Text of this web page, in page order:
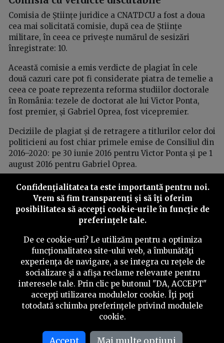
Comisia de Științe juridice a CNATDCU a fost a doua
cea mai solicitată comisie, după cea de Științe
militare, în ceea ce privește numărul de sesizări
înregistrate: 10.
Această comisie a emis verdicte de plagiat în cele
două cazuri care pot fi considerate piatra de temelie a
ceea ce poate reprezenta reforma studiilor doctorale
în România: tezele de doctorat ale lui Victor Ponta,
fost premier, și Gabriel Oprea, fost vicepremier.
Deciziile de plagiat și de retragere a titlurilor celor doi
politicieni au fost chiar primele emise de Consiliul din
2016–2020: pe 30 iunie 2016 pentru Victor Ponta și pe 1
august 2016 pentru Gabriel Oprea.
Cel mai rapid verdict emis de CNATDCU a fost cel care
a vizat teza lui Victor Ponta:52 de zile . Acesta a venit
după ce în 2012 Consiliul Național de Etică - care a
preluat atribuțiile CNATDCU după desființarea
instituției tocmai în încercarea de a-l salva pe Ponta -
a emis o scandaloasă decizie de neplagiat
argumentată și de faptul că fontul și mărimea literelor
folosite în teza lui Ponta difereau de cele din lucrarea
autorului copiat de acesta.
Al doilea cel mai rapid verdict a vizat teza Laurei
Codruța Kövesi, fosta șefă a DNA, actuala șefă a
Parchetului European:
57 de zile
Verdictul dat în cazul tezei lui Kövesi a stârnit, la acel
Confidenţialitatea ta este importantă pentru noi.
Vrem să fim transparenţi și să îţi oferim
posibilitatea să accepţi cookie-urile în funcţie de
preferinţele tale.
De ce cookie-uri? Le utilizăm pentru a optimiza
funcţionalitatea site-ului web, a îmbunătăţi
experienţa de navigare, a se integra cu reţele de
socializare şi a afişa reclame relevante pentru
interesele tale. Prin clic pe butonul "DA, ACCEPT"
accepţi utilizarea modulelor cookie. Îţi poţi
totodată schimba preferinţele privind modulele
cookie.